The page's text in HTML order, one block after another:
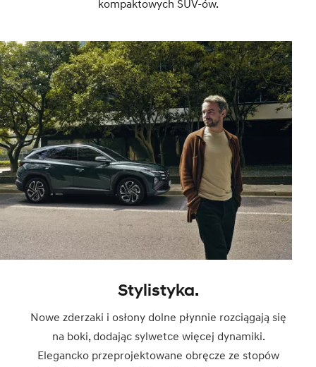
kompaktowych SUV-ów.
Stylistyka.
Nowe zderzaki i osłony dolne płynnie rozciągają się
na boki, dodając sylwetce więcej dynamiki.
Elegancko przeprojektowane obręcze ze stopów